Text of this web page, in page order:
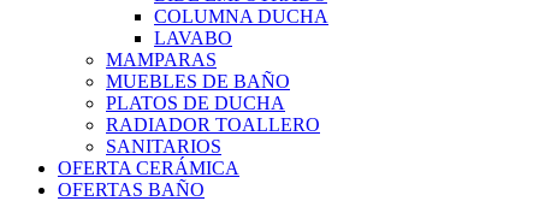
COLUMNA DUCHA
LAVABO
MAMPARAS
MUEBLES DE BAÑO
PLATOS DE DUCHA
RADIADOR TOALLERO
SANITARIOS
OFERTA CERÁMICA
OFERTAS BAÑO